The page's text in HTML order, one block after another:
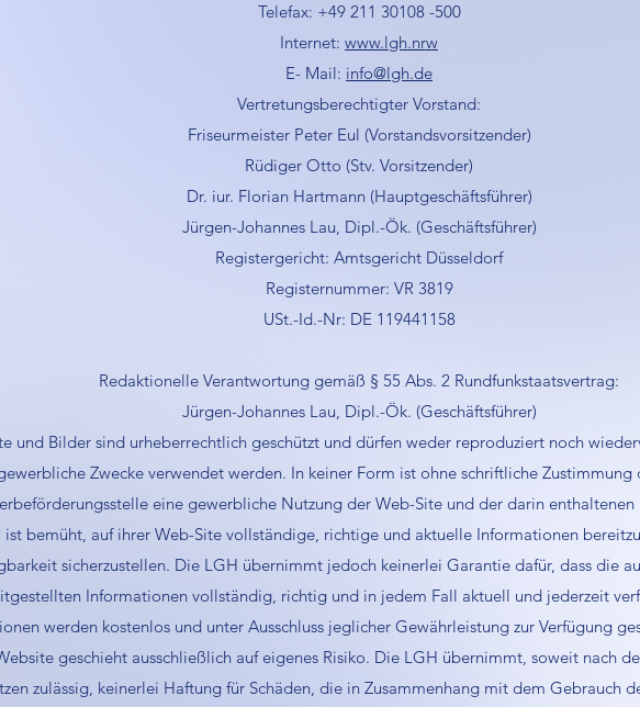
Telefax: +49 211 30108 -500
Internet: www.lgh.nrw
E- Mail: info@lgh.de
Vertretungsberechtigter Vorstand:
Friseurmeister Peter Eul (Vorstandsvorsitzender)
Rüdiger Otto (Stv. Vorsitzender)
Dr. iur. Florian Hartmann (Hauptgeschäftsführer)
Jürgen-Johannes Lau, Dipl.-Ök. (Geschäftsführer)
Registergericht: Amtsgericht Düsseldorf
Registernummer: VR 3819
USt.-Id.-Nr: DE 119441158
Redaktionelle Verantwortung gemäß § 55 Abs. 2 Rundfunkstaatsvertrag:
Jürgen-Johannes Lau, Dipl.-Ök. (Geschäftsführer)
und Bilder sind urheberrechtlich geschützt und dürfen weder reproduziert noch
Zwecke verwendet werden. In keiner Form ist ohne schriftliche Zustimmung
eine gewerbliche Nutzung der Web-Site und der darin enthaltenen
ist bemüht, auf ihrer Web-Site vollständige, richtige und aktuelle Informationen
sicherzustellen. Die LGH übernimmt jedoch keinerlei Garantie dafür, dass die
Informationen vollständig, richtig und in jedem Fall aktuell und jederzeit
werden kostenlos und unter Ausschluss jeglicher Gewährleistung zur Verfügung
geschieht ausschließlich auf eigenes Risiko. Die LGH übernimmt, soweit nach
zulässig, keinerlei Haftung für Schäden, die in Zusammenhang mit dem Gebrauch